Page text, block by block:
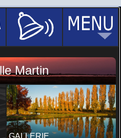
Martin
GALLERIE